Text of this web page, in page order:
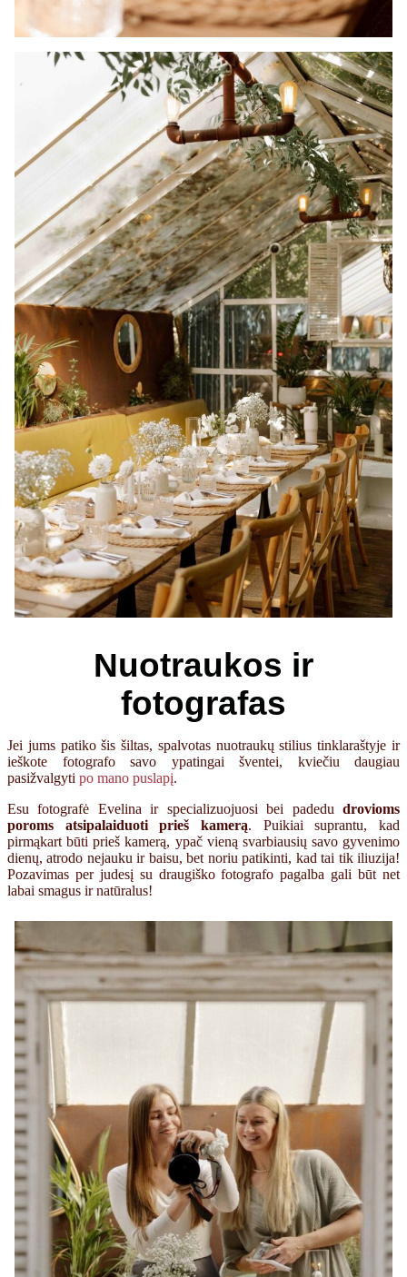
Nuotraukos ir
fotografas
Jei jums patiko šis šiltas, spalvotas nuotraukų stilius tinklaraštyje ir
ieškote fotografo savo ypatingai šventei, kviečiu daugiau
pasižvalgyti po mano puslapį.
Esu fotografė Evelina ir specializuojuosi bei padedu drovioms
poroms atsipalaiduoti prieš kamerą. Puikiai suprantu, kad
pirmąkart būti prieš kamerą, ypač vieną svarbiausių savo gyvenimo
dienų, atrodo nejauku ir baisu, bet noriu patikinti, kad tai tik iliuzija!
Pozavimas per judesį su draugiško fotografo pagalba gali būt net
labai smagus ir natūralus!